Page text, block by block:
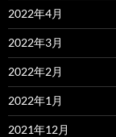
2022年4月
2022年3月
2022年2月
2022年1月
2021年12月